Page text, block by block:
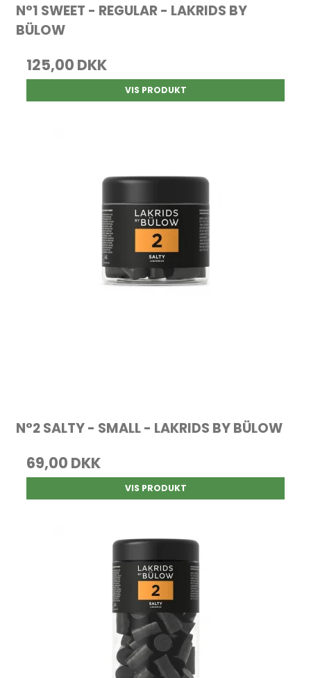
N°1 SWEET - REGULAR - LAKRIDS BY
BÜLOW
125,00 DKK
VIS PRODUKT
N°2 SALTY - SMALL - LAKRIDS BY BÜLOW
69,00 DKK
VIS PRODUKT